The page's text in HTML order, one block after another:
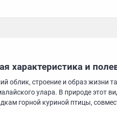
характеристика и
облик, строение и образ жизни
улара. В природе этот
горной куриной птицы,